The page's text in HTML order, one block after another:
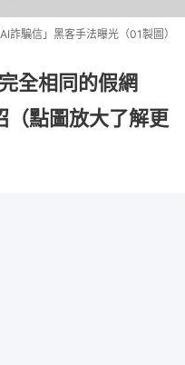
詐騙信」黑客手法曝光（01製圖）
全相同的假網
點圖放大了解更